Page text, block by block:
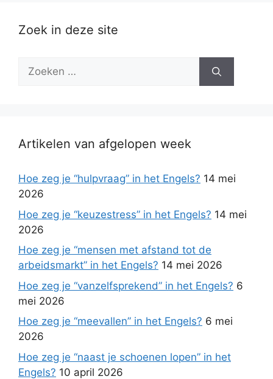
Zoek in deze site
Zoek
Artikelen van afgelopen week
Hoe zeg je “hulpvraag” in het Engels? 14 mei
2026
Hoe zeg je “keuzestress” in het Engels? 14 mei
2026
Hoe zeg je “mensen met afstand tot de
arbeidsmarkt” in het Engels? 14 mei 2026
Hoe zeg je “vanzelfsprekend” in het Engels? 6
mei 2026
Hoe zeg je “meevallen” in het Engels? 6 mei
2026
Hoe zeg je “naast je schoenen lopen” in het
Engels? 10 april 2026